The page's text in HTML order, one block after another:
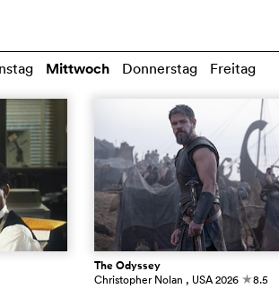
Mittwoch Donnerstag Freitag
The Odyssey
Christopher Nolan , USA 2026 c8.5